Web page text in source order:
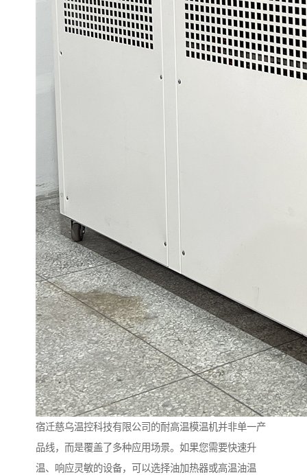
宿迁慈乌温控科技有限公司的耐高温模温机并非单一产
品线，而是覆盖了多种应用场景。如果您需要快速升
温、响应灵敏的设备，可以选择油加热器或高温油温